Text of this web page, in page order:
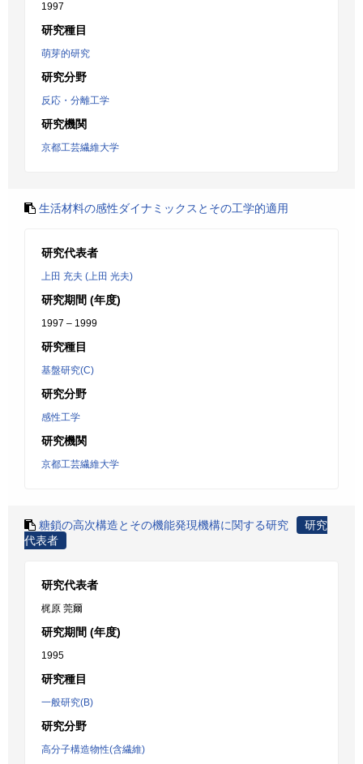
1997
研究種目
萌芽的研究
研究分野
反応・分離工学
研究機関
京都工芸繊維大学
生活材料の感性ダイナミックスとその工学的適用
研究代表者
上田 充夫 (上田 光夫)
研究期間 (年度)
1997 – 1999
研究種目
基盤研究(C)
研究分野
感性工学
研究機関
京都工芸繊維大学
糖鎖の高次構造とその機能発現機構に関する研究
研究
代表者
研究代表者
梶原 莞爾
研究期間 (年度)
1995
研究種目
一般研究(B)
研究分野
高分子構造物性(含繊維)